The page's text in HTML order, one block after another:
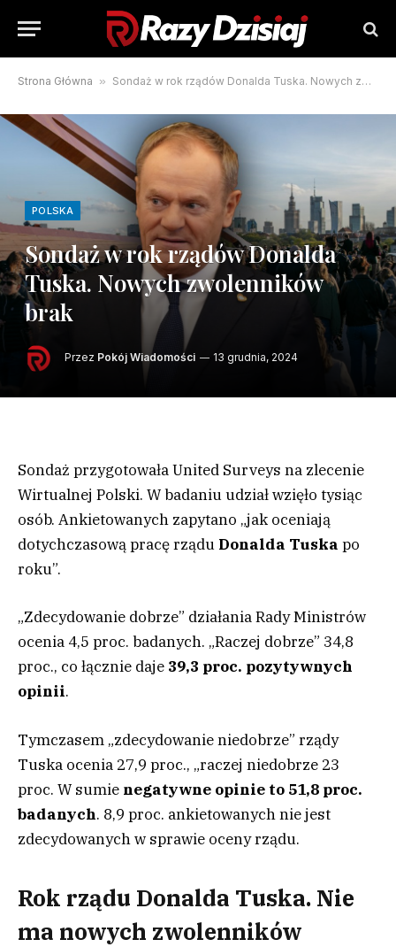
Strona Główna » Sondaż w rok rządów Donalda Tuska. Nowych zwolenników brak
POLSKA
Sondaż w rok rządów Donalda
Tuska. Nowych zwolenników
brak
Przez Pokój Wiadomości 13 grudnia, 2024
Sondaż przygotowała United Surveys na zlecenie
Wirtualnej Polski. W badaniu udział wzięło tysiąc
osób. Ankietowanych zapytano „jak oceniają
dotychczasową pracę rządu Donalda Tuska po
roku”.
„Zdecydowanie dobrze” działania Rady Ministrów
ocenia 4,5 proc. badanych. „Raczej dobrze” 34,8
proc., co łącznie daje 39,3 proc. pozytywnych
opinii.
Tymczasem „zdecydowanie niedobrze” rządy
Tuska ocenia 27,9 proc., „raczej niedobrze 23
proc. W sumie negatywne opinie to 51,8 proc.
badanych. 8,9 proc. ankietowanych nie jest
zdecydowanych w sprawie oceny rządu.
Rok rządu Donalda Tuska. Nie
ma nowych zwolenników